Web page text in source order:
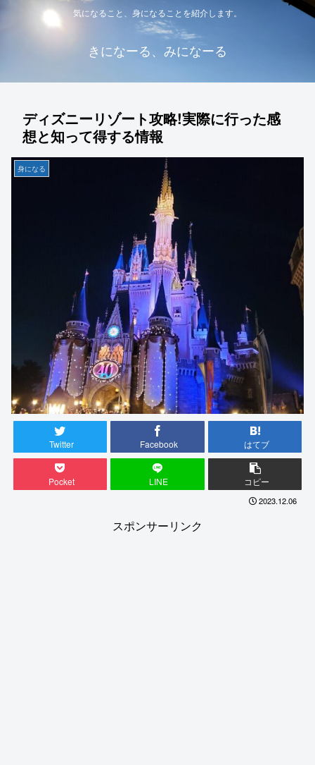
気になること、身になることを紹介します。
きになーる、みになーる
ディズニーリゾート攻略!実際に行った感
想と知って得する情報
身になる
Twitter Facebook はてブ
Pocket LINE コピー
2023.12.06
スポンサーリンク